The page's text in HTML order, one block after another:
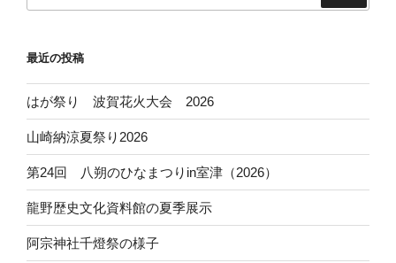
最近の投稿
はが祭り 波賀花火大会 2026
山崎納涼夏祭り2026
第24回 八朔のひなまつりin室津（2026）
龍野歴史文化資料館の夏季展示
阿宗神社千燈祭の様子